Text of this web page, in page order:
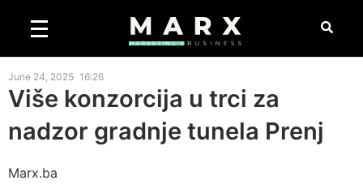
June 24, 2025 16:26
Više konzorcija u trci za
nadzor gradnje tunela Prenj
Marx.ba